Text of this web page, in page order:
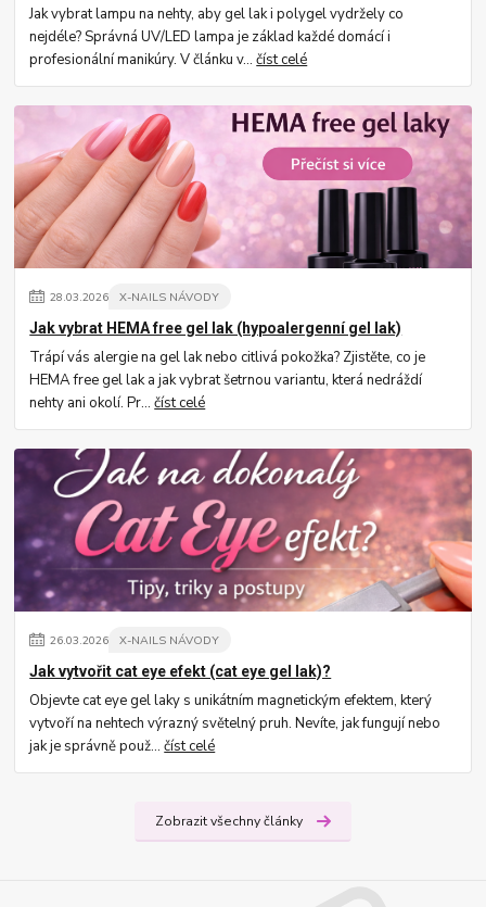
Jak vybrat lampu na nehty, aby gel lak i polygel vydržely co
nejdéle? Správná UV/LED lampa je základ každé domácí i
profesionální manikúry. V článku v...číst celé
28.03.2026 X-NAILS NÁVODY
Jak vybrat HEMA free gel lak (hypoalergenní gel lak)
Trápí vás alergie na gel lak nebo citlivá pokožka? Zjistěte, co je
HEMA free gel lak a jak vybrat šetrnou variantu, která nedráždí
nehty ani okolí. Pr...číst celé
26.03.2026 X-NAILS NÁVODY
Jak vytvořit cat eye efekt (cat eye gel lak)?
Objevte cat eye gel laky s unikátním magnetickým efektem, který
vytvoří na nehtech výrazný světelný pruh. Nevíte, jak fungují nebo
jak je správně použ...číst celé
Zobrazit všechny články